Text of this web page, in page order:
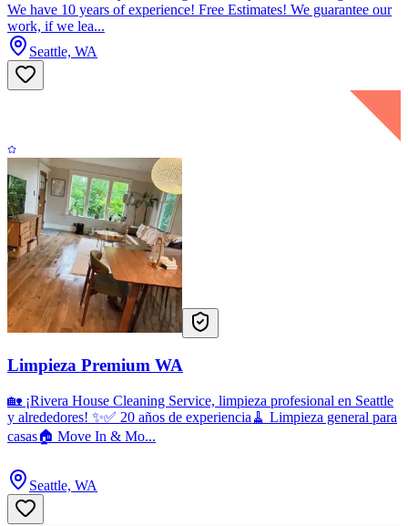
We have 10 years of experience! Free Estimates! We guarantee our
work, if we lea...
Seattle, WA
Limpieza Premium WA
🏡 ¡Rivera House Cleaning Service, limpieza profesional en Seattle
y alrededores! ✨✅ 20 años de experiencia🧹 Limpieza general para
casas🏠 Move In & Mo...
Seattle, WA